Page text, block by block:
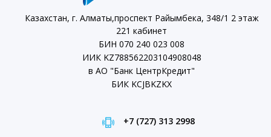
Казахстан, г. Алматы,проспект Райымбека, 348/1 2 этаж
221 кабинет
БИН 070 240 023 008
ИИК KZ788562203104908048
в АО "Банк ЦентрКредит"
БИК KCJBKZKX
+7 (727) 313 2998